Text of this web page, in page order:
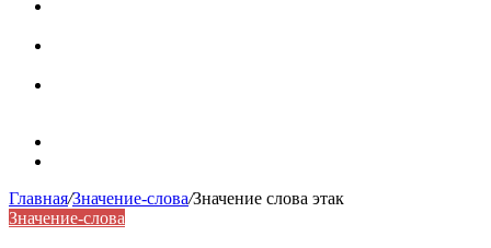
Главная/Значение-слова/Значение слова этак
Значение-слова